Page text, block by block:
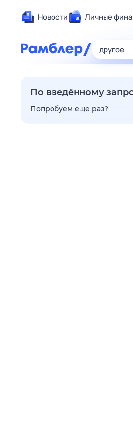
Новости Личные
По введённому
Попробуем еще раз?